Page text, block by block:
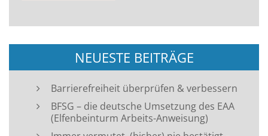
NEUESTE BEITRÄGE
Barrierefreiheit überprüfen & verbessern
BFSG – die deutsche Umsetzung des EAA
(Elfenbeinturm Arbeits-Anweisung)